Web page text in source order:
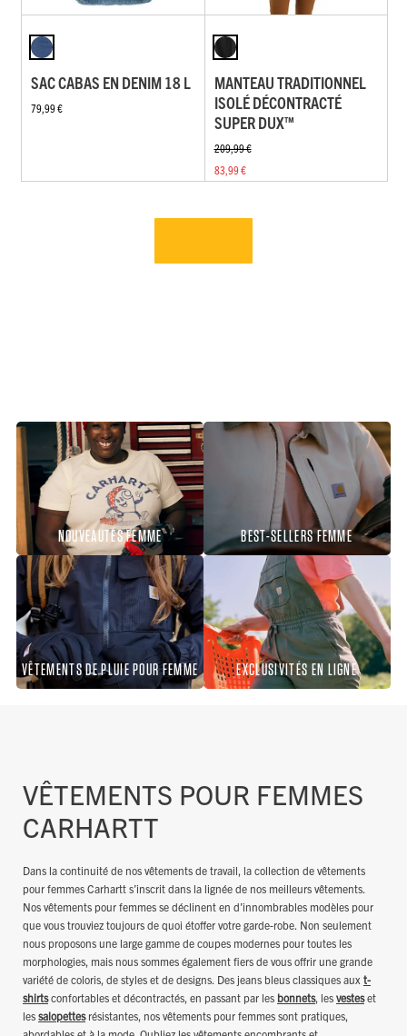
SAC CABAS EN DENIM 18 L
79,99 €
MANTEAU TRADITIONNEL
ISOLÉ DÉCONTRACTÉ
SUPER DUX™
209,99 €
83,99 €
NOUVEAUTÉS FEMME BEST-SELLERS FEMME
VÊTEMENTS DE PLUIE POUR FEMME EXCLUSIVITÉS EN LIGNE
VÊTEMENTS POUR FEMMES
CARHARTT
Dans la continuité de nos vêtements de travail, la collection de vêtements
pour femmes Carhartt s’inscrit dans la lignée de nos meilleurs vêtements.
Nos vêtements pour femmes se déclinent en d’innombrables modèles pour
que vous trouviez toujours de quoi étoffer votre garde-robe. Non seulement
nous proposons une large gamme de coupes modernes pour toutes les
morphologies, mais nous sommes également fiers de vous offrir une grande
variété de coloris, de styles et de designs. Des jeans bleus classiques aux t-
shirtsconfortables et décontractés, en passant par les bonnets, les vesteset
les salopettesrésistantes, nos vêtements pour femmes sont pratiques,